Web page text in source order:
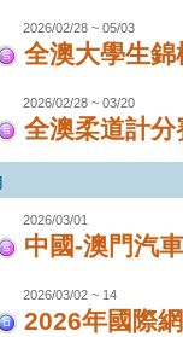
2026/02/28 ~ 05/03
全澳大學生
2026/02/28 ~ 03/20
全澳柔道計分
2026/03/01
中國-澳門汽
2026/03/02 ~ 14
2026年國際